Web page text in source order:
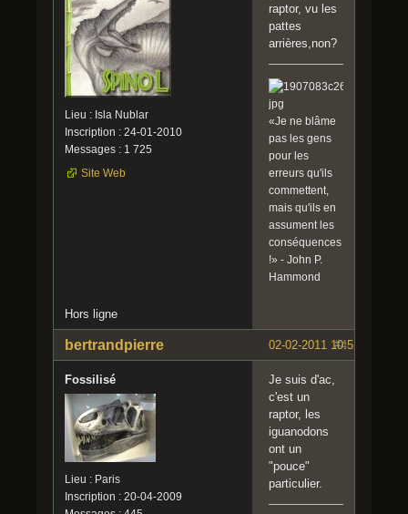
Lieu : Isla Nublar
Inscription : 24-01-2010
Messages : 1 725
Site Web
raptor, vu les
pattes
arrières,non?
«Je ne blâme
pas les gens
pour les
erreurs qu'ils
commettent,
mais qu'ils en
assument les
conséquences
!» - John P.
Hammond
Hors ligne
#4
02-02-2011 10:52:37
bertrandpierre
Fossilisé
Lieu : Paris
Inscription : 20-04-2009
Je suis d'ac,
c'est un
raptor, les
iguanodons
ont un
"pouce"
particulier.